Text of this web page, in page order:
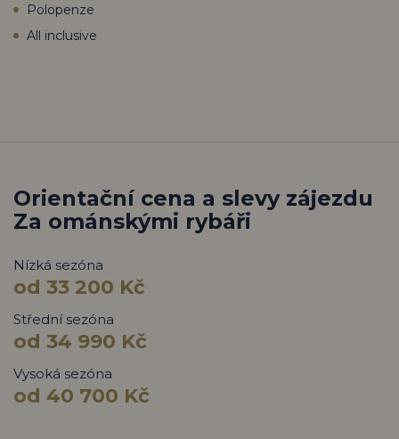
Polopenze
All inclusive
Orientační cena a slevy zájezdu
Za ománskými rybáři
Nízká sezóna
od 33 200 Kč
Střední sezóna
od 34 990 Kč
Vysoká sezóna
od 40 700 Kč